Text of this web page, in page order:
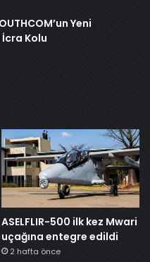
Yeni
Kolu
ASELFLIR-500 ilk kez Mwari
uçağına entegre edildi
2 hafta önce